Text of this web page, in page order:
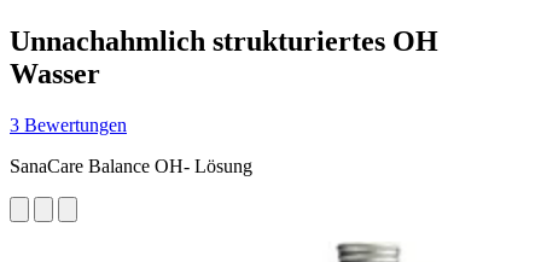
Unnachahmlich strukturiertes OH
Wasser
3 Bewertungen
SanaCare Balance OH- Lösung